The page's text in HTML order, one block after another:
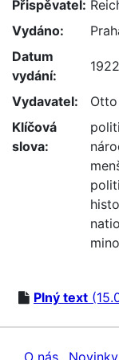
Přispěvatel:
Vydáno:
Datum
vydání:
1922
Vydavatel:
Klíčová
slova:
Plný text
O nás Novinky